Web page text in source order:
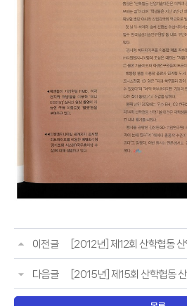
이전글 [2012년] 제12회 산학협동
다음글 [2015년] 제15회 산학협동